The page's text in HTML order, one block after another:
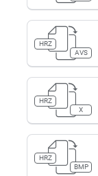
HRZ
AVS
HRZ
X
HRZ
BMP